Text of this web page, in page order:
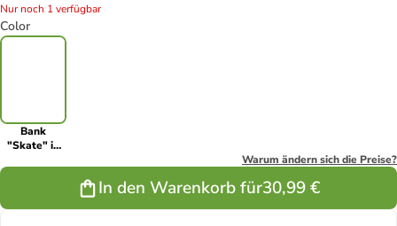
Nur noch 1 verfügbar
Color
Bank
"Skate" in
Warum ändern sich die Preise?
In den Warenkorb für30,99 €